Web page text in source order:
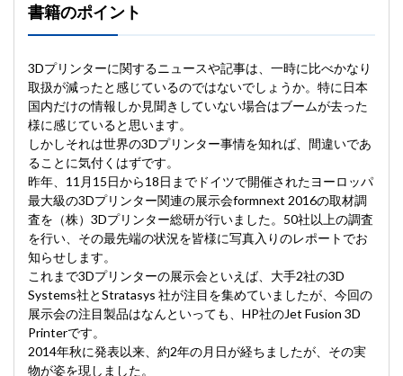
書籍のポイント
3Dプリンターに関するニュースや記事は、一時に比べかなり
取扱が減ったと感じているのではないでしょうか。特に日本
国内だけの情報しか見聞きしていない場合はブームが去った
様に感じていると思います。
しかしそれは世界の3Dプリンター事情を知れば、間違いであ
ることに気付くはずです。
昨年、11月15日から18日までドイツで開催されたヨーロッパ
最大級の3Dプリンター関連の展示会formnext 2016の取材調
査を（株）3Dプリンター総研が行いました。50社以上の調査
を行い、その最先端の状況を皆様に写真入りのレポートでお
知らせします。
これまで3Dプリンターの展示会といえば、大手2社の3D
Systems社とStratasys 社が注目を集めていましたが、今回の
展示会の注目製品はなんといっても、HP社のJet Fusion 3D
Printerです。
2014年秋に発表以来、約2年の月日が経ちましたが、その実
物が姿を現しました。